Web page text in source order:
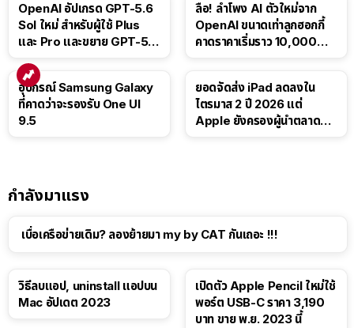
OpenAI อัปเกรด GPT-5.6
Sol ใหม่ สำหรับผู้ใช้ Plus
และ Pro และขยาย GPT-5.6
ลือ! ลำโพง AI ตัวใหม่จาก
OpenAI ขนาดเท่าลูกฮอกกี้
คาดราคาเริ่มราว 10,000
อุปกรณ์ Samsung Galaxy
ที่คาดว่าจะรองรับ One UI
9.5
ยอดจัดส่ง iPad ลดลงใน
ไตรมาส 2 ปี 2026 แต่
Apple ยังครองผู้นำตลาด
กำลังมาแรง
เบื่อเครือข่ายเดิม? ลองย้ายมา my by CAT กันเถอะ !!!
วิธีลบแอป, uninstall แอปบน
Mac อัปเดต 2023
เปิดตัว Apple Pencil ใหม่ใช้
พอร์ต USB-C ราคา 3,190
บาท ขาย พ.ย. 2023 นี้